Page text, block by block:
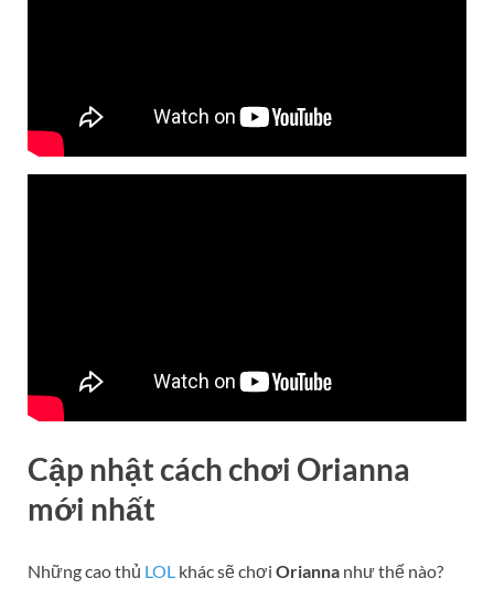
Cập nhật cách chơi Orianna
mới nhất
Những cao thủ LOL khác sẽ chơi Orianna như thế nào?